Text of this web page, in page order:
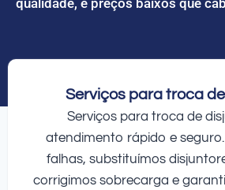
Serviços para troca
Serviços para troca de
atendimento rápido e
falhas, substituímos
corrigimos sobrecarga e